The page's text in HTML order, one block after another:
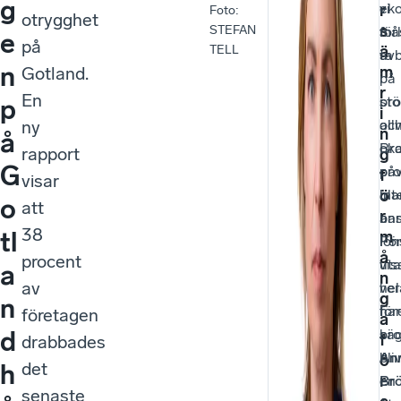
g
e
n
p
å
G
o
tl
a
n
d
h
otrygghet
på
Gotland.
En
ny
rapport
visar
att
38
procent
av
företagen
drabbades
det
senaste
Foto:
STEFAN
TELL
r
s
ä
m
r
i
n
g
f
ö
r
m
å
n
g
a
f
ö
r
i
oro
För
har
en
vi
ta
på